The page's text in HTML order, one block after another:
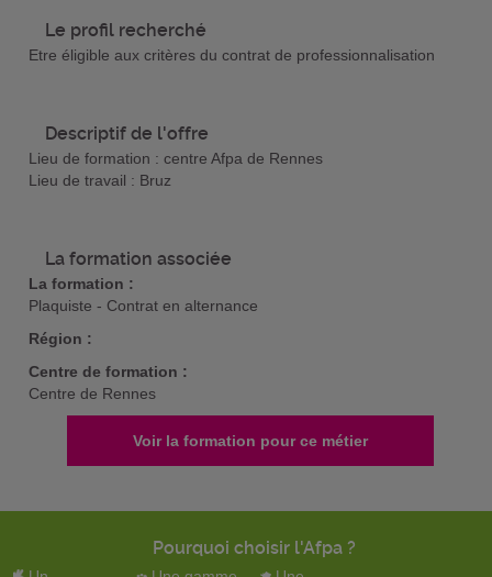
Le profil recherché
Etre éligible aux critères du contrat de professionnalisation
Descriptif de l'offre
Lieu de formation : centre Afpa de Rennes
Lieu de travail : Bruz
La formation associée
La formation :
Plaquiste - Contrat en alternance
Région :
Centre de formation :
Centre de Rennes
Voir la formation pour ce métier
Pourquoi choisir l'Afpa ?